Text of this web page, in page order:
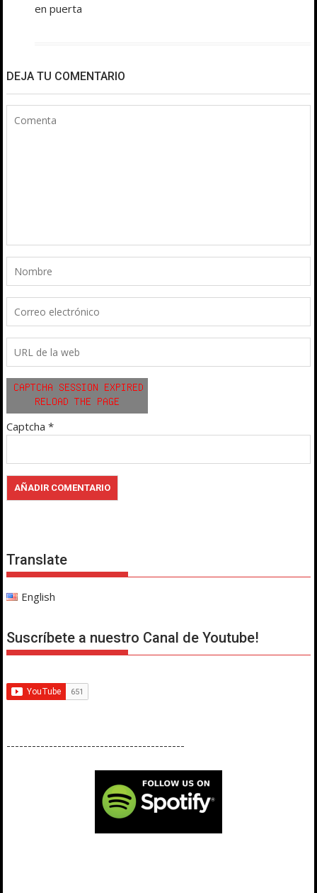
en puerta
DEJA TU COMENTARIO
Captcha *
Translate
English
Suscríbete a nuestro Canal de Youtube!
------------------------------------------